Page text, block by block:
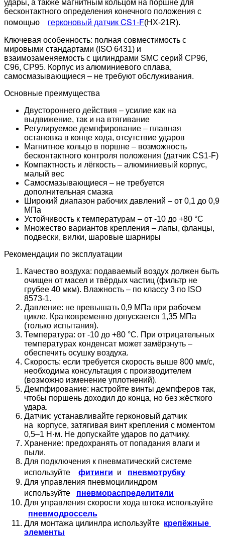
удары, а также магнитным кольцом на поршне для
бесконтактного определения конечного положения с
помощью герконовый датчик CS1-F(HX-21R).
Ключевая особенность: полная совместимость с
мировыми стандартами (ISO 6431) и
взаимозаменяемость с цилиндрами SMC серий CP96,
C96, CP95. Корпус из алюминиевого сплава,
самосмазывающиеся – не требуют обслуживания.
Основные преимущества
Двустороннего действия – усилие как на
выдвижение, так и на втягивание
Регулируемое демпфирование – плавная
остановка в конце хода, отсутствие ударов
Магнитное кольцо в поршне – возможность
бесконтактного контроля положения (датчик CS1-F)
Компактность и лёгкость – алюминиевый корпус,
малый вес
Самосмазывающиеся – не требуется
дополнительная смазка
Широкий диапазон рабочих давлений – от 0,1 до 0,9
МПа
Устойчивость к температурам – от -10 до +80 °C
Множество вариантов крепления – лапы, фланцы,
подвески, вилки, шаровые шарниры
Рекомендации по эксплуатации
Качество воздуха: подаваемый воздух должен быть
очищен от масел и твёрдых частиц (фильтр не
грубее 40 мкм). Влажность – по классу 3 по ISO
8573-1.
Давление: не превышать 0,9 МПа при рабочем
цикле. Кратковременно допускается 1,35 МПа
(только испытания).
Температура: от -10 до +80 °C. При отрицательных
температурах конденсат может замёрзнуть –
обеспечить осушку воздуха.
Скорость: если требуется скорость выше 800 мм/с,
необходима консультация с производителем
(возможно изменение уплотнений).
Демпфирование: настройте винты демпферов так,
чтобы поршень доходил до конца, но без жёсткого
удара.
Датчик: устанавливайте герконовый датчик
на корпусе, затягивая винт крепления с моментом
0,5–1 Н·м. Не допускайте ударов по датчику.
Хранение: предохранять от попадания влаги и
пыли.
Для подключения к пневматический системе
используйте фитинги и пневмотрубку
Для управления пневмоцилиндром
используйте пневмораспределители
Для управления скорости хода штока используйте
пневмодроссель
Для монтажа цилинлра используйте крепёжные
элементы